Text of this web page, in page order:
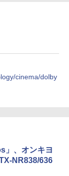
cinema/dolby
」、オンキヨ
NR838/636